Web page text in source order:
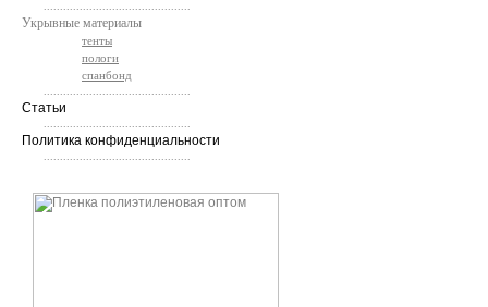
Укрывные материалы
тенты
пологи
спанбонд
Статьи
Политика конфиденциальности